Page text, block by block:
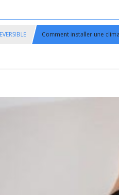
Comment installer une